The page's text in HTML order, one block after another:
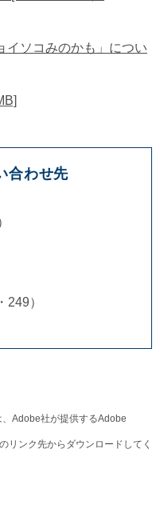
ソコみのかも」につい
合わせ先
249）
Adobe社が提供するAdobe
リンク先からダウンロードしてく